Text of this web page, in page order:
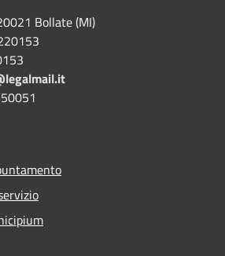
Bollate (MI)